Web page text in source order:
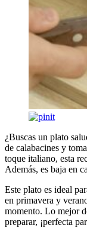
¿Buscas un plato
de calabacines y
toque italiano, esta
Además, es baja en
Este plato es ideal
en primavera y
momento. Lo mejor
preparar, ¡perfecta